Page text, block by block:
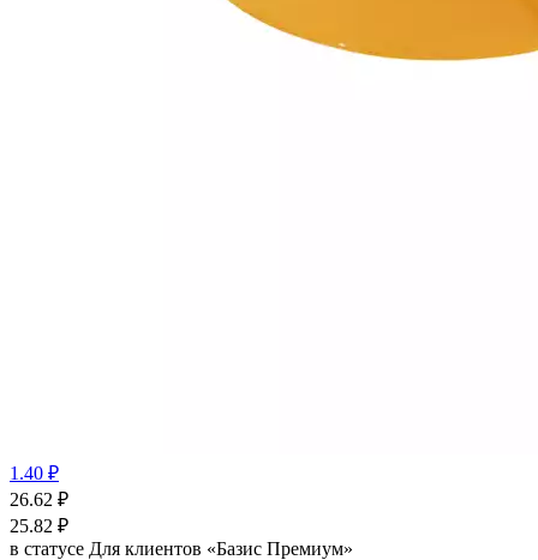
1.40 ₽
26.62 ₽
25.82 ₽
в статусе Для клиентов «Базис Премиум»